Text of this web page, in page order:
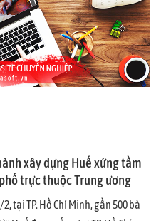
xây dựng Huế xứng tầm
trực thuộc Trung ương
2, tại TP. Hồ Chí Minh, gần 500 bà